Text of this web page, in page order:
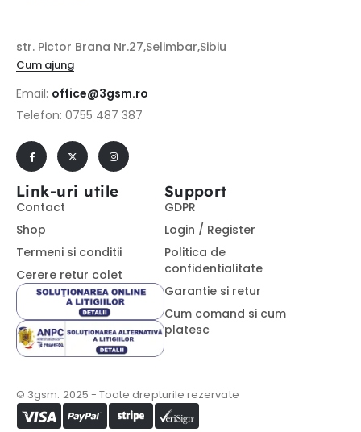
str. Pictor Brana Nr.27,Selimbar,Sibiu
Cum ajung
Email: office@3gsm.ro
Telefon: 0755 487 387
Link-uri utile
Contact
Shop
Termeni si conditii
Cerere retur colet
Support
GDPR
Login / Register
Politica de
confidentialitate
Garantie si retur
Cum comand si cum
platesc
© 3gsm. 2025 - Toate drepturile rezervate